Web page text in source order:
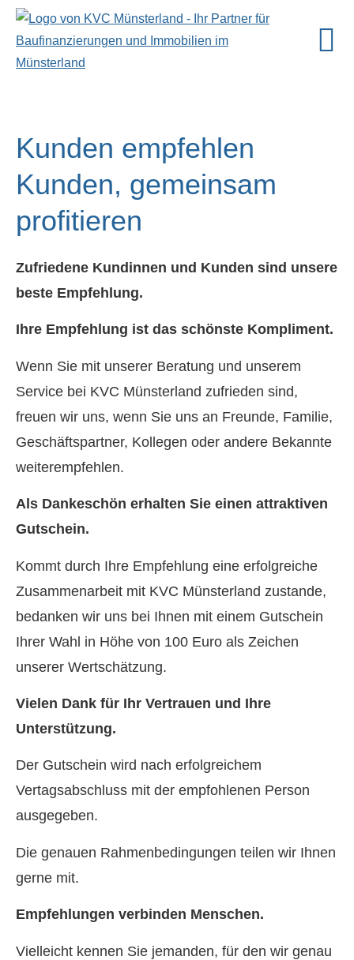
Kunden empfehlen
Kunden, gemeinsam
profitieren
Zufriedene Kundinnen und Kunden sind unsere
beste Empfehlung.
Ihre Empfehlung ist das schönste Kompliment.
Wenn Sie mit unserer Beratung und unserem
Service bei KVC Münsterland zufrieden sind,
freuen wir uns, wenn Sie uns an Freunde, Familie,
Geschäftspartner, Kollegen oder andere Bekannte
weiterempfehlen.
Als Dankeschön erhalten Sie einen attraktiven
Gutschein.
Kommt durch Ihre Empfehlung eine erfolgreiche
Zusammenarbeit mit KVC Münsterland zustande,
bedanken wir uns bei Ihnen mit einem Gutschein
Ihrer Wahl in Höhe von 100 Euro als Zeichen
unserer Wertschätzung.
Vielen Dank für Ihr Vertrauen und Ihre
Unterstützung.
Der Gutschein wird nach erfolgreichem
Vertagsabschluss mit der empfohlenen Person
ausgegeben.
Die genauen Rahmenbedingungen teilen wir Ihnen
gerne mit.
Empfehlungen verbinden Menschen.
Vielleicht kennen Sie jemanden, für den wir genau